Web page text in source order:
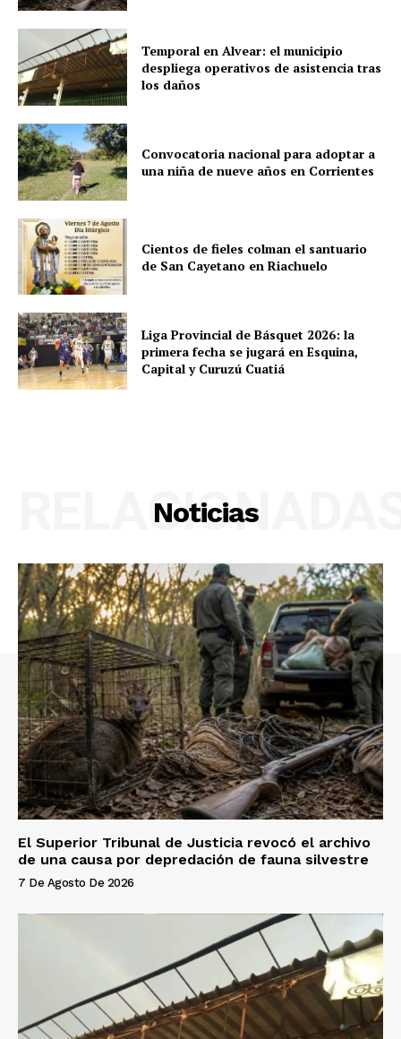
Temporal en Alvear: el municipio
despliega operativos de asistencia tras
los daños
Convocatoria nacional para adoptar a
una niña de nueve años en Corrientes
Cientos de fieles colman el santuario
de San Cayetano en Riachuelo
Liga Provincial de Básquet 2026: la
primera fecha se jugará en Esquina,
Capital y Curuzú Cuatiá
Noticias
El Superior Tribunal de Justicia revocó el archivo
de una causa por depredación de fauna silvestre
7 De Agosto De 2026